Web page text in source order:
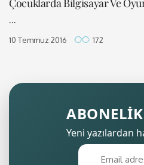
Çocuklarda Bilgisayar Ve
...
10 Temmuz 2016 172
Yeni yazılardan